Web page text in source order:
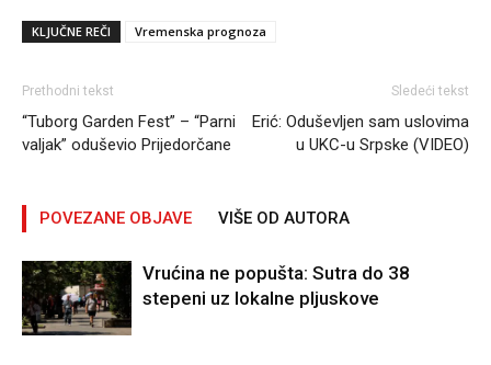
KLJUČNE REČI Vremenska prognoza
Prethodni tekst
“Tuborg Garden Fest” – “Parni
valjak” oduševio Prijedorčane
Sledeći tekst
Еrić: Oduševljen sam uslovima
u UKC-u Srpske (VIDEO)
POVEZANE OBJAVE VIŠE OD AUTORA
Vrućina ne popušta: Sutra do 38
stepeni uz lokalne pljuskove